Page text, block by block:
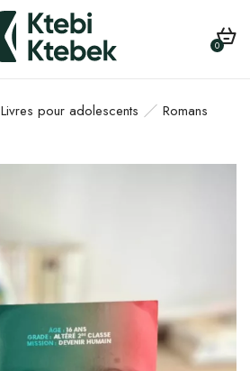
0
Livres pour adolescents
Romans